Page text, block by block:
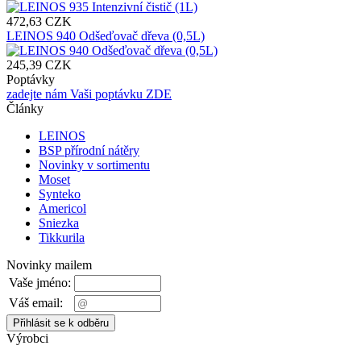
472,63 CZK
LEINOS 940 Odšeďovač dřeva (0,5L)
245,39 CZK
Poptávky
zadejte nám Vaši poptávku ZDE
Články
LEINOS
BSP přírodní nátěry
Novinky v sortimentu
Moset
Synteko
Americol
Sniezka
Tikkurila
Novinky mailem
Vaše jméno:
Váš email:
Výrobci